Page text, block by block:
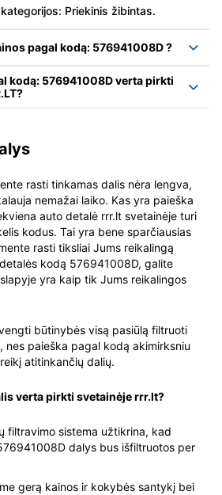
Priekinis žibintas.
pagal kodą: 576941008D ?
kodą: 576941008D verta pirkti
rasti tinkamas dalis nėra lengva,
nemažai laiko. Kas yra paieška
auto detalė rrr.lt svetainėje turi
kodus. Tai yra bene sparčiausias
rasti tiksliai Jums reikalingą
kodą 576941008D, galite
yra kaip tik Jums reikalingos
būtinybės visą pasiūlą filtruoti
nes paieška pagal kodą akimirksniu
atitinkančių dalių.
verta pirkti svetainėje rrr.lt?
filtravimo sistema užtikrina, kad
dalys bus išfiltruotos per
gerą kainos ir kokybės santykį bei